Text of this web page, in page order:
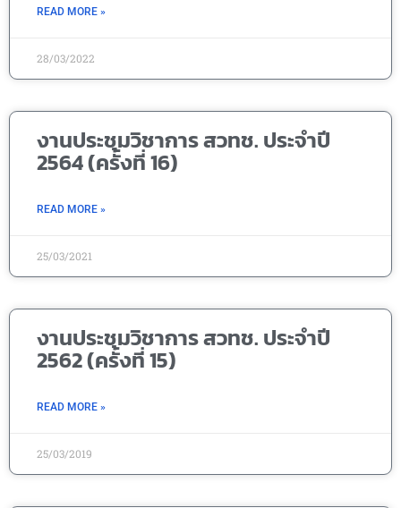
READ MORE »
28/03/2022
งานประชุมวิชาการ สวทช. ประจำปี
2564 (ครั้งที่ 16)
READ MORE »
25/03/2021
งานประชุมวิชาการ สวทช. ประจำปี
2562 (ครั้งที่ 15)
READ MORE »
25/03/2019